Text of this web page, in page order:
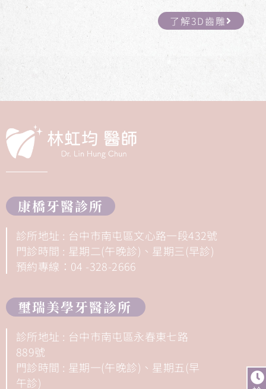
了解3D齒雕
康橋牙醫診所
診所地址 : 台中市南屯區文心路一段432號
門診時間 : 星期二(午晚診)、星期三(早診)
預約專線：04 -328-2666
璽瑞美學牙醫診所
診所地址 : 台中市南屯區永春東七路
889號
門診時間 : 星期一(午晚診)、星期五(早
午診)